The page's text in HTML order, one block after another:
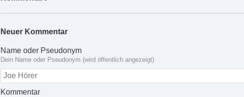
Neuer Kommentar
Name oder Pseudonym
Dein Name oder Pseudonym (wird öffentlich angezeigt)
Kommentar